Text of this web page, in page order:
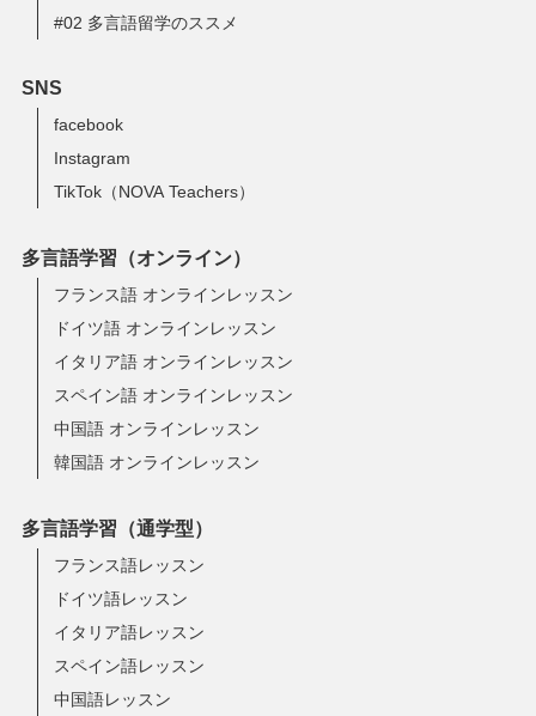
#02 多言語留学のススメ
SNS
facebook
Instagram
TikTok（NOVA Teachers）
多言語学習（オンライン）
フランス語 オンラインレッスン
ドイツ語 オンラインレッスン
イタリア語 オンラインレッスン
スペイン語 オンラインレッスン
中国語 オンラインレッスン
韓国語 オンラインレッスン
多言語学習（通学型）
フランス語レッスン
ドイツ語レッスン
イタリア語レッスン
スペイン語レッスン
中国語レッスン